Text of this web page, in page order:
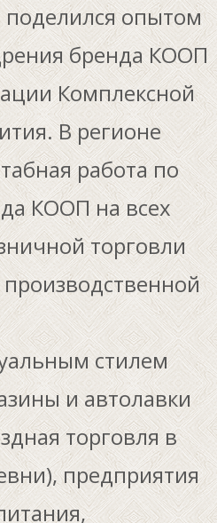
опытом
бренда КООП
Комплексной
В регионе
работа по
КООП на всех
торговли
стилем
и автолавки
торговля в
предприятия